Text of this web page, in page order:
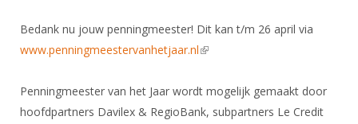
Verenigingsondersteuning
Oprichting Vereniging
Wedstrijdorganisatie
Nieuws
Aanvragen van scheidsrechters
Scheidsrechterslijst
Tuchtzaken
Archief
Infotheek
Bedank nu jouw penningmeester! Dit kan t/m 26 april via
www.penningmeestervanhetjaar.nl(link is external)
Penningmeester van het Jaar wordt mogelijk gemaakt door
hoofdpartners Davilex & RegioBank, subpartners Le Credit